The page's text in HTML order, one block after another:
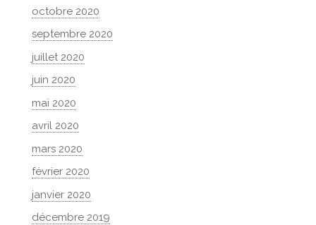
octobre 2020
septembre 2020
juillet 2020
juin 2020
mai 2020
avril 2020
mars 2020
février 2020
janvier 2020
décembre 2019